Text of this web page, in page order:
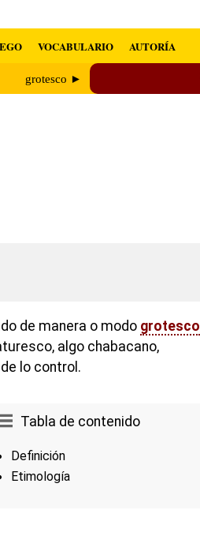
VOCABULARIO AUTORÍA
grotesco ►
de manera o modo grotesco
algo chabacano,
lo control.
Tabla de contenido
Definición
Etimología